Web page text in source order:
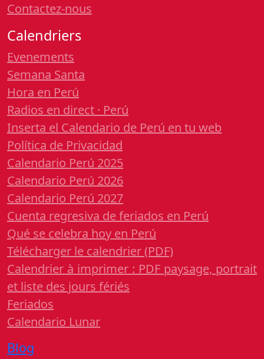
Contactez-nous
Calendriers
Evenements
Semana Santa
Hora en Perú
Radios en direct · Perú
Inserta el Calendario de Perú en tu web
Política de Privacidad
Calendario Perú 2025
Calendario Perú 2026
Calendario Perú 2027
Cuenta regresiva de feriados en Perú
Qué se celebra hoy en Perú
Télécharger le calendrier (PDF)
Calendrier à imprimer : PDF paysage, portrait
et liste des jours fériés
Feriados
Calendario Lunar
Blog